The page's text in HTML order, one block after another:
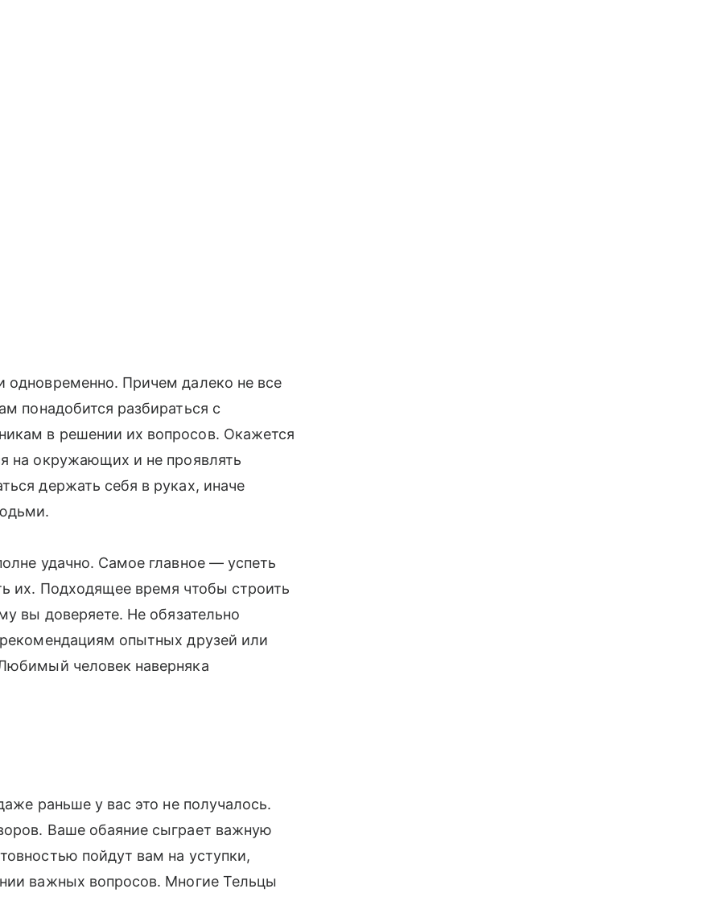
одновременно. Причем далеко не все
понадобится разбираться с
в решении их вопросов. Окажется
на окружающих и не проявлять
держать себя в руках, иначе
удачно. Самое главное — успеть
их. Подходящее время чтобы строить
вы доверяете. Не обязательно
опытных друзей или
человек наверняка
раньше у вас это не получалось.
Ваше обаяние сыграет важную
пойдут вам на уступки,
важных вопросов. Многие Тельцы